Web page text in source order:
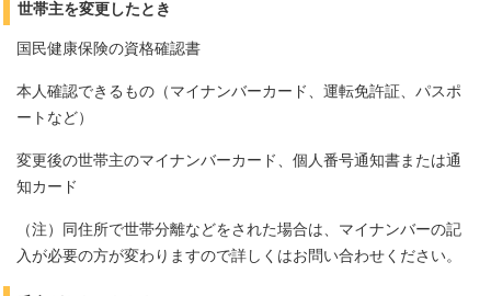
世帯主を変更したとき
国民健康保険の資格確認書
本人確認できるもの（マイナンバーカード、運転免許証、パスポ
ートなど）
変更後の世帯主のマイナンバーカード、個人番号通知書または通
知カード
（注）同住所で世帯分離などをされた場合は、マイナンバーの記
入が必要の方が変わりますので詳しくはお問い合わせください。